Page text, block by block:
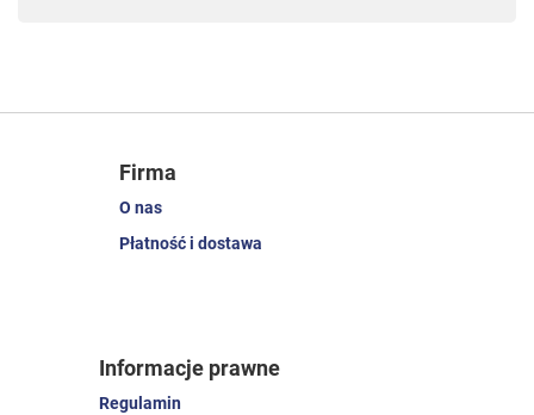
Firma
O nas
Płatność i dostawa
Informacje prawne
Regulamin